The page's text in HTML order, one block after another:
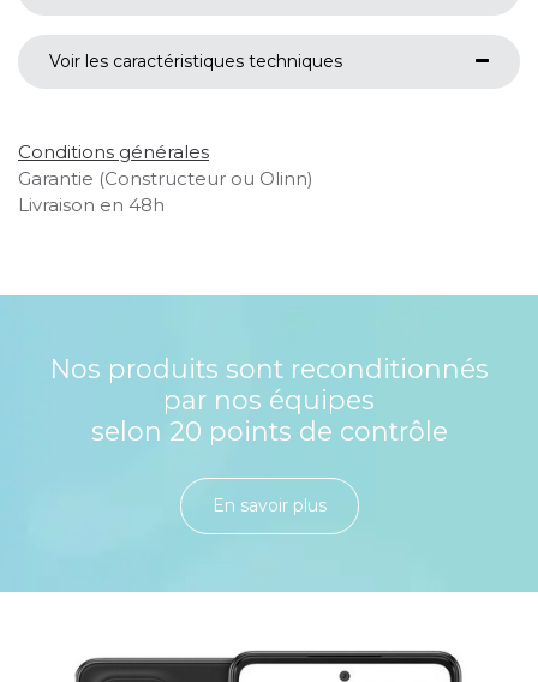
Voir les caractéristiques techniques
Conditions générales
Garantie (Constructeur ou Olinn)
Livraison en 48h
Nos produits sont reconditionnés
par nos équipes
selon 20 points de contrôle
En savoir plu​​​​​​​​​​​​​​​​s